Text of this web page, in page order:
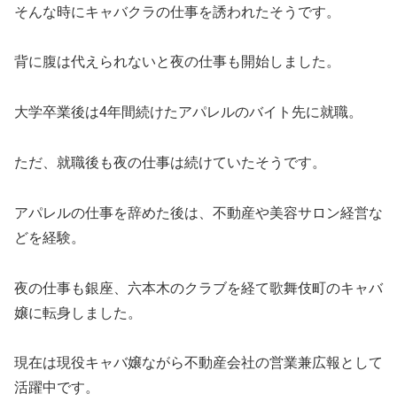
そんな時にキャバクラの仕事を誘われたそうです。
背に腹は代えられないと夜の仕事も開始しました。
大学卒業後は4年間続けたアパレルのバイト先に就職。
ただ、就職後も夜の仕事は続けていたそうです。
アパレルの仕事を辞めた後は、不動産や美容サロン経営な
どを経験。
夜の仕事も銀座、六本木のクラブを経て歌舞伎町のキャバ
嬢に転身しました。
現在は現役キャバ嬢ながら不動産会社の営業兼広報として
活躍中です。